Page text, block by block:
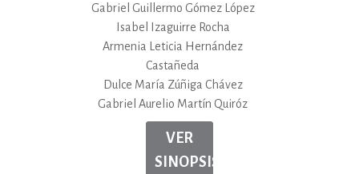
Gabriel Guillermo Gómez López
Isabel Izaguirre Rocha
Armenia Leticia Hernández
Castañeda
Dulce María Zúñiga Chávez
Gabriel Aurelio Martín Quiróz
VER
SINOPSIS